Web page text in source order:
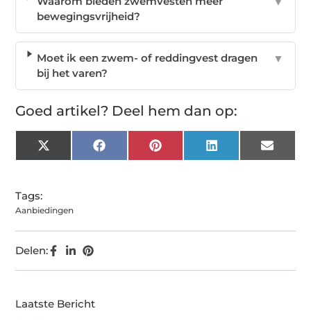
bewegingsvrijheid?
Moet ik een zwem- of reddingvest dragen
bij het varen?
▼
Goed artikel? Deel hem dan op:
X
(Twitter)
FacebookPinterest LinkedIn Email
Tags:
Aanbiedingen
Delen:
Laatste Bericht